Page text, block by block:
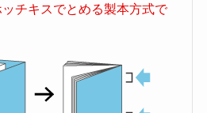
チキスでとめる製本方式で